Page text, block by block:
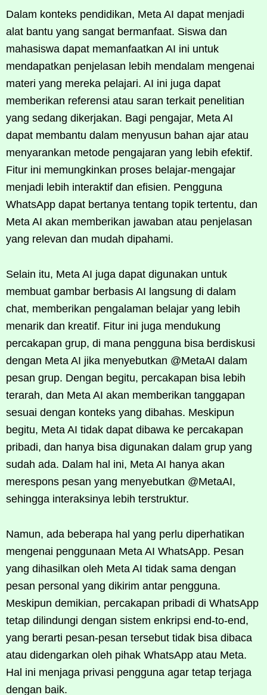
Dalam konteks pendidikan, Meta AI dapat menjadi
alat bantu yang sangat bermanfaat. Siswa dan
mahasiswa dapat memanfaatkan AI ini untuk
mendapatkan penjelasan lebih mendalam mengenai
materi yang mereka pelajari. AI ini juga dapat
memberikan referensi atau saran terkait penelitian
yang sedang dikerjakan. Bagi pengajar, Meta AI
dapat membantu dalam menyusun bahan ajar atau
menyarankan metode pengajaran yang lebih efektif.
Fitur ini memungkinkan proses belajar-mengajar
menjadi lebih interaktif dan efisien. Pengguna
WhatsApp dapat bertanya tentang topik tertentu, dan
Meta AI akan memberikan jawaban atau penjelasan
yang relevan dan mudah dipahami.
Selain itu, Meta AI juga dapat digunakan untuk
membuat gambar berbasis AI langsung di dalam
chat, memberikan pengalaman belajar yang lebih
menarik dan kreatif. Fitur ini juga mendukung
percakapan grup, di mana pengguna bisa berdiskusi
dengan Meta AI jika menyebutkan @MetaAI dalam
pesan grup. Dengan begitu, percakapan bisa lebih
terarah, dan Meta AI akan memberikan tanggapan
sesuai dengan konteks yang dibahas. Meskipun
begitu, Meta AI tidak dapat dibawa ke percakapan
pribadi, dan hanya bisa digunakan dalam grup yang
sudah ada. Dalam hal ini, Meta AI hanya akan
merespons pesan yang menyebutkan @MetaAI,
sehingga interaksinya lebih terstruktur.
Namun, ada beberapa hal yang perlu diperhatikan
mengenai penggunaan Meta AI WhatsApp. Pesan
yang dihasilkan oleh Meta AI tidak sama dengan
pesan personal yang dikirim antar pengguna.
Meskipun demikian, percakapan pribadi di WhatsApp
tetap dilindungi dengan sistem enkripsi end-to-end,
yang berarti pesan-pesan tersebut tidak bisa dibaca
atau didengarkan oleh pihak WhatsApp atau Meta.
Hal ini menjaga privasi pengguna agar tetap terjaga
dengan baik.